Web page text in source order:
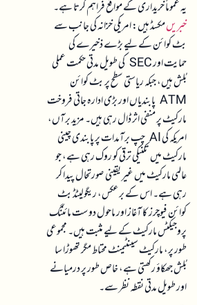
یہ عموماً خریداری کے مواقع فراہم کرتا ہے۔
خبریںمکسڈ ہیں: امریکی خزانہ کی جانب سے
بٹ کوائن کے لیے بڑے ذخیرے کی
حمایت اور SEC کی طویل مدتی حکمت عملی
بُلش ہیں، جبکہ ریاستی سطح پر بٹ کوائن
ATM پابندیاں اور بڑی ادارہ جاتی فروخت
مارکیٹ پر منفی اثر ڈال رہی ہیں۔ مزید برآں،
امریکہ کی AI چپ برآمدات پر پابندی چینی
مارکیٹ میں تکنیکی ترقی کو روک رہی ہے، جو
عالمی مارکیٹ میں غیر یقینی صورتحال پیدا کر
رہی ہے۔ اس کے برعکس، ریگولیٹڈ بٹ
کوائن فیوچرز کا آغاز اور ماحول دوست مائننگ
پروجیکٹس مارکیٹ کے لیے مثبت ہیں۔ مجموعی
طور پر، مارکیٹ سینٹیمنٹ محتاط مگر تھوڑا سا
بُلش جھکاؤ رکھتی ہے، خاص طور پر درمیانے
اور طویل مدتی نقطہ نظر سے۔